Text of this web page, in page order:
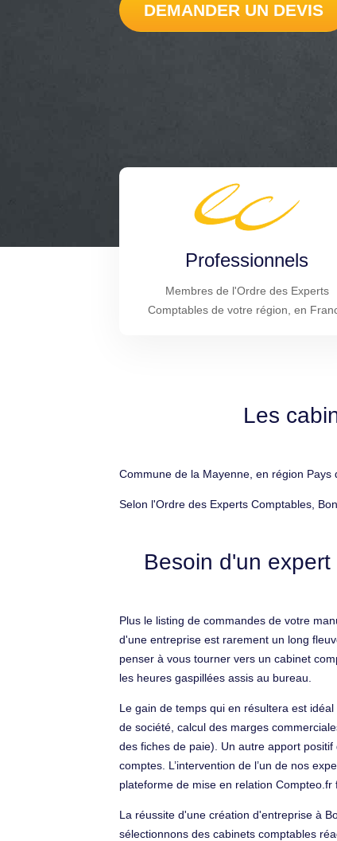
DEMANDER UN DEVIS
Professionnels
Membres de l'Ordre des Experts
Comptables de votre région, en
Les
Commune de la Mayenne, en région
Selon l'Ordre des Experts Comptables,
Besoin d'un
Plus le listing de commandes de votre
d'une entreprise est rarement un long
penser à vous tourner vers un cabinet
les heures gaspillées assis au bureau.
Le gain de temps qui en résultera est
de société, calcul des marges
des fiches de paie). Un autre apport
comptes. L’intervention de l’un de nos
plateforme de mise en relation
La réussite d'une création d'entreprise à
sélectionnons des cabinets comptables